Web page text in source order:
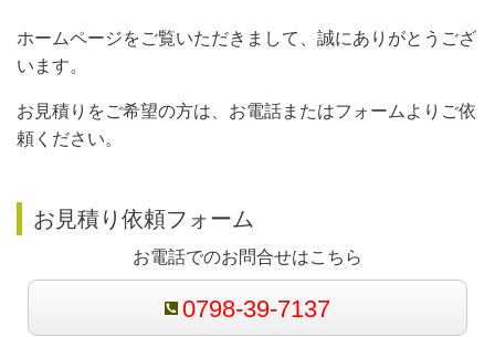
ホームページをご覧いただきまして、誠にありがとうござ
います。
お見積りをご希望の方は、お電話またはフォームよりご依
頼ください。
お見積り依頼フォーム
お電話でのお問合せはこちら
0798-39-7137